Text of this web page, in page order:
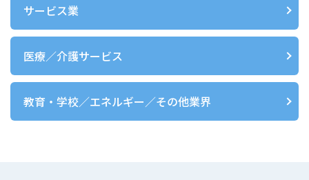
サービス業
医療／介護サービス
教育・学校／エネルギー／その他業界